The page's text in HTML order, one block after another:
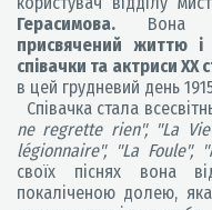
Герасимова.
Вона
присвячений життю і
співачки та актриси XX
в цей грудневий день
Співачка стала
ne regrette rien", "La
légionnaire", "La Foule",
своїх піснях вона
покаліченою долею,